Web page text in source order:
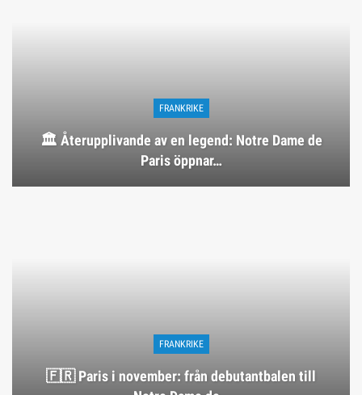
FRANKRIKE
🏛️ Återupplivande av en legend: Notre Dame de
Paris öppnar…
FRANKRIKE
🇫🇷 Paris i november: från debutantbalen till